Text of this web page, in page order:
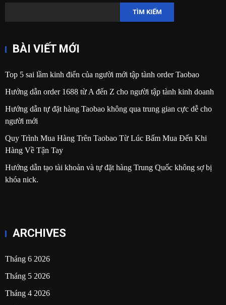
TÌM KIẾM
BÀI VIẾT MỚI
Top 5 sai lầm kinh điển của người mới tập tành order Taobao
Hướng dẫn order 1688 từ A đến Z cho người tập tành kinh doanh
Hướng dẫn tự đặt hàng Taobao không qua trung gian cực dễ cho
người mới
Quy Trình Mua Hàng Trên Taobao Từ Lúc Bấm Mua Đến Khi
Hàng Về Tận Tay
Hướng dẫn tạo tài khoản và tự đặt hàng Trung Quốc không sợ bị
khóa nick.
ARCHIVES
Tháng 6 2026
Tháng 5 2026
Tháng 4 2026